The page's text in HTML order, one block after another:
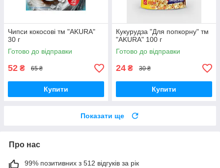
Чипси кокосові тм "AKURA"
30 г
Готово до відправки
52 ₴ 65 ₴
Купити
Кукурудза "Для попкорну" тм
"AKURA" 100 г
Готово до відправки
24 ₴ 30 ₴
Купити
Показати ще
Про нас
99% позитивних з 512 відгуків за рік